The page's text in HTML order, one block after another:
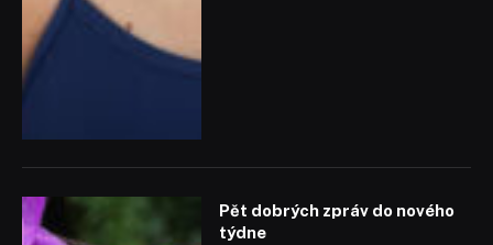
Pět dobrých zpráv do nového
týdne